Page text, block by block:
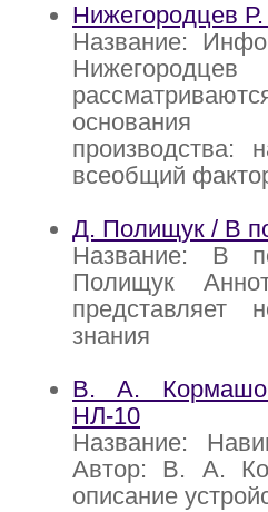
Нижегородцев
Название:
основания
производства:
всеобщий
Д. Полищук / В
Название: В
Полищук
представляет
знания
В. А.
НЛ-10
Название:
Автор: В. А.
описание